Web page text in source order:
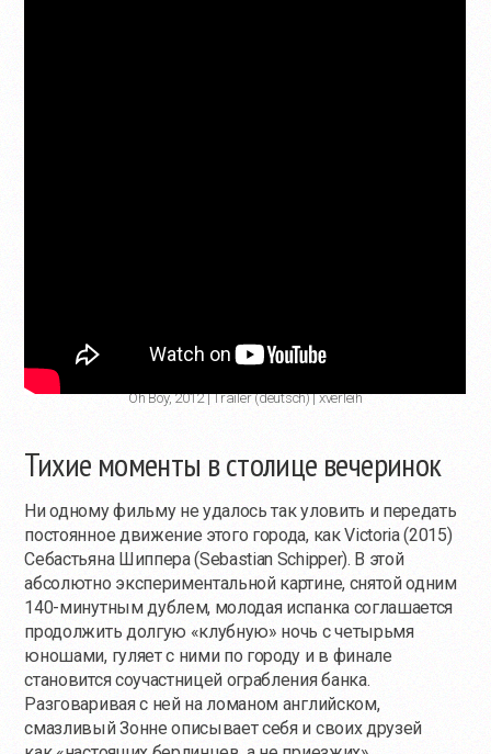
Oh Boy, 2012 | Trailer (deutsch) | xverleih
Тихие моменты в столице вечеринок
Ни одному фильму не удалось так уловить и передать
постоянное движение этого города, как Victoria (2015)
Себастьяна Шиппера (Sebastian Schipper). В этой
абсолютно экспериментальной картине, снятой одним
140-минутным дублем, молодая испанка соглашается
продолжить долгую «клубную» ночь с четырьмя
юношами, гуляет с ними по городу и в финале
становится соучастницей ограбления банка.
Разговаривая с ней на ломаном английском,
смазливый Зонне описывает себя и своих друзей